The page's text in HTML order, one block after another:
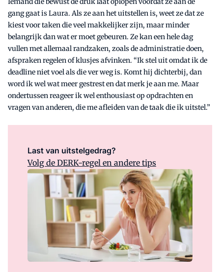
gang gaat is Laura. Als ze aan het uitstellen is, weet ze dat ze
kiest voor taken die veel makkelijker zijn, maar minder
belangrijk dan wat er moet gebeuren. Ze kan een hele dag
vullen met allemaal randzaken, zoals de administratie doen,
afspraken regelen of klusjes afvinken. “Ik stel uit omdat ik de
deadline niet voel als die ver weg is. Komt hij dichterbij, dan
word ik wel wat meer gestrest en dat merk je aan me. Maar
ondertussen reageer ik wel enthousiast op opdrachten en
vragen van anderen, die me afleiden van de taak die ik uitstel.”
Last van uitstelgedrag?
Volg de DERK-regel en andere tips